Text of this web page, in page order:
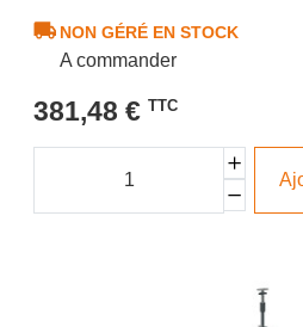
NON GÉRÉ EN STOCK
A commander
381,48 € TTC